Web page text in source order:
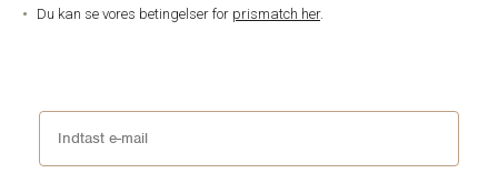
Du kan se vores betingelser for prismatch her.